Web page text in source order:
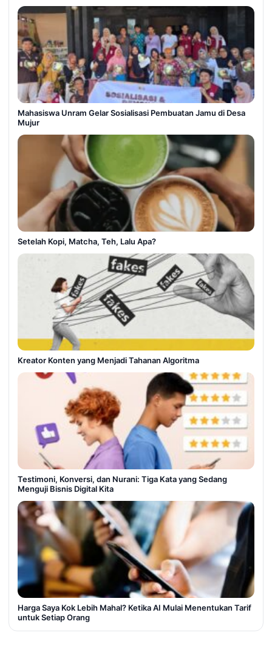
Mahasiswa Unram Gelar Sosialisasi Pembuatan Jamu di Desa
Mujur
Setelah Kopi, Matcha, Teh, Lalu Apa?
Kreator Konten yang Menjadi Tahanan Algoritma
Testimoni, Konversi, dan Nurani: Tiga Kata yang Sedang
Menguji Bisnis Digital Kita
Harga Saya Kok Lebih Mahal? Ketika AI Mulai Menentukan Tarif
untuk Setiap Orang